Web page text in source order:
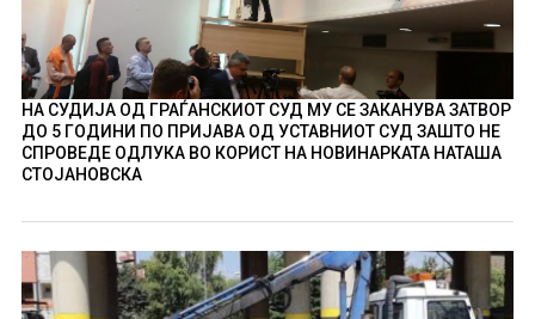
НА СУДИЈА ОД ГРАЃАНСКИОТ СУД МУ СЕ ЗАКАНУВА ЗАТВОР
ДО 5 ГОДИНИ ПО ПРИЈАВА ОД УСТАВНИОТ СУД ЗАШТО НЕ
СПРОВЕДЕ ОДЛУКА ВО КОРИСТ НА НОВИНАРКАТА НАТАША
СТОЈАНОВСКА